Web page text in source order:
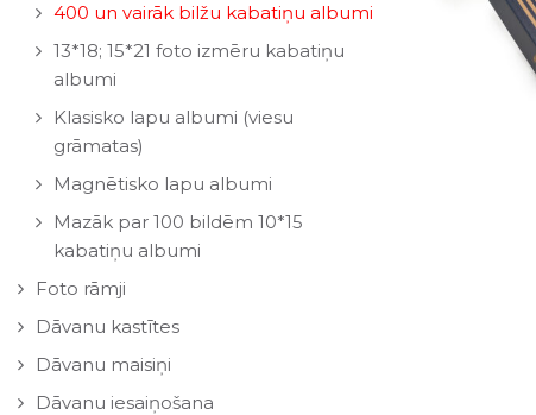
400 un vairāk bilžu kabatiņu albumi
13*18; 15*21 foto izmēru kabatiņu
albumi
Klasisko lapu albumi (viesu
grāmatas)
Magnētisko lapu albumi
Mazāk par 100 bildēm 10*15
kabatiņu albumi
Foto rāmji
Dāvanu kastītes
Dāvanu maisiņi
Dāvanu iesaiņošana